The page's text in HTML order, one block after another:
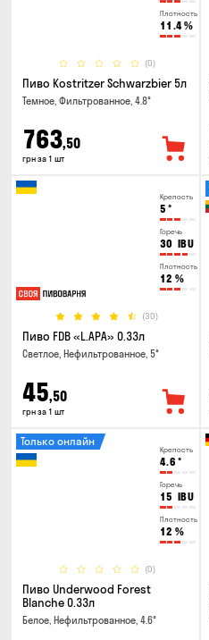
Плотность
11.4%
(0)
Пиво Kostritzer Schwarzbier 5л
Темное, Фильтрованное, 4.8°
763,50
грн за 1 шт
Крепость
5 °
Горечь
30 IBU
Плотность
12 %
(30)
Пиво FDB «L.APA» 0.33л
Светлое, Нефильтрованное, 5°
45,50
грн за 1 шт
Крепость
4.6 °
Горечь
15 IBU
Плотность
12 %
(0)
Только онлайн
Пиво Underwood Forest
Blanche 0.33л
Белое, Нефильтрованное, 4.6°